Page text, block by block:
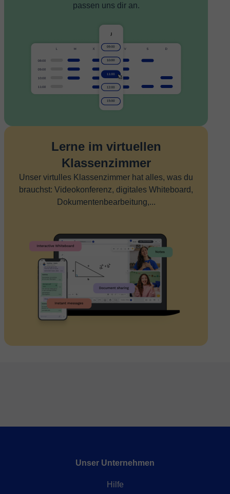
passen uns dir an.
Lerne im virtuellen
Klassenzimmer
Unser virtulles Klassenzimmer hat alles, was du
brauchst: Videokonferenz, digitales Whiteboard,
Dokumentenbearbeitung,...
Unser Unternehmen
Hilfe